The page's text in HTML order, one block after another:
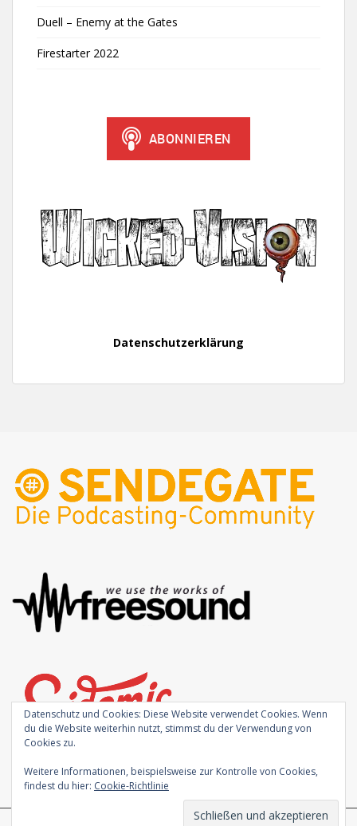
Duell – Enemy at the Gates
Firestarter 2022
Datenschutzerklärung
Datenschutz und Cookies: Diese Website verwendet Cookies. Wenn
du die Website weiterhin nutzt, stimmst du der Verwendung von
Cookies zu.
Weitere Informationen, beispielsweise zur Kontrolle von Cookies,
findest du hier: Cookie-Richtlinie